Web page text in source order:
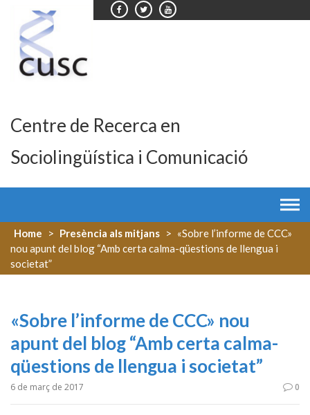
content
Centre de Recerca en
Sociolingüística i Comunicació
Home > Presència als mitjans > «Sobre l’informe de CCC»
nou apunt del blog “Amb certa calma-qüestions de llengua i
societat”
«Sobre l’informe de CCC» nou
apunt del blog “Amb certa calma-
qüestions de llengua i societat”
6 de març de 2017 0